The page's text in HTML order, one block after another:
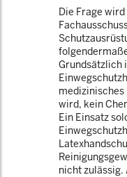
Die Frage wird
Grundsätzlich
wird, kein
Ein Einsatz
nicht zulässig.